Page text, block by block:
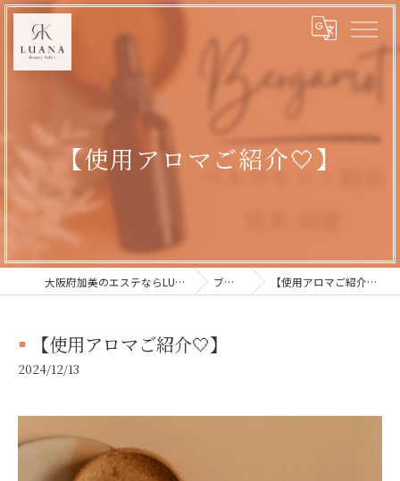
【使用アロマご紹介🤍】
大阪府加美のエステならLUANA ブログ 【使用アロマご紹介🤍】
【使用アロマご紹介🤍】
2024/12/13